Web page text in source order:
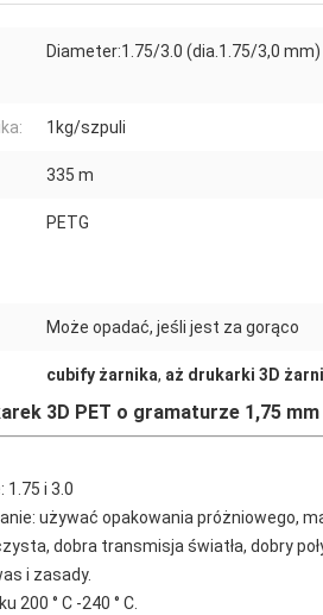
Diameter:1.75/3.0 (dia.1.75/3,0 mm)
1kg/szpuli
335 m
PETG
Może opadać, jeśli jest za gorąco
cubify żarnika, aż drukarki 3D
3D PET o gramaturze 1,75
1.75 i 3.0
używać opakowania próżniowego,
dobra transmisja światła, dobry
i zasady.
200 ° C -240 ° C.